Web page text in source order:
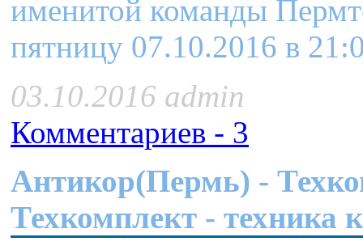
именитой команды
пятницу 07.10.2016 в
03.10.2016 admin
Комментариев - 3
Антикор(Пермь) -
Техкомплект - техника